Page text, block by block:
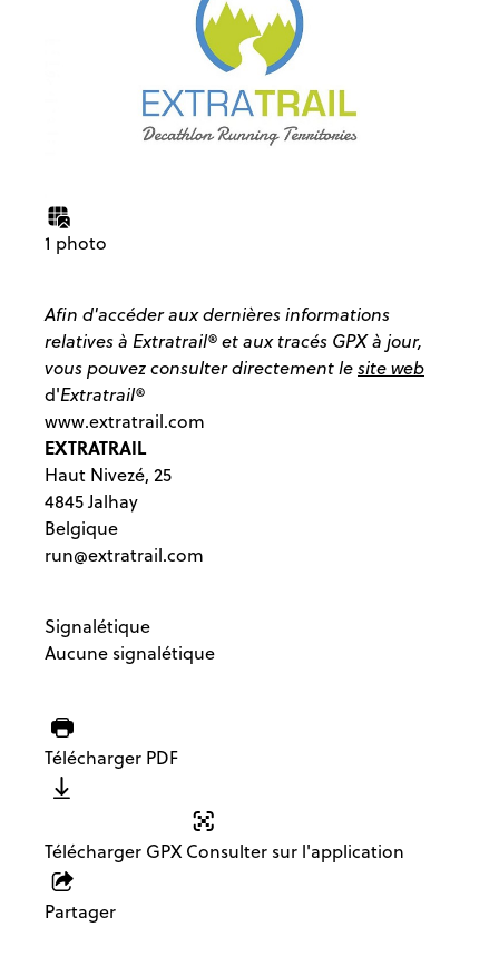
1 photo
Afin d'accéder aux dernières informations
relatives à Extratrail® et aux tracés GPX à jour,
vous pouvez consulter directement lesite web
d'Extratrail®
www.extratrail.com
EXTRATRAIL
Haut Nivezé, 25
4845 Jalhay
Belgique
run@extratrail.com
Signalétique
Aucune signalétique
Télécharger PDF
Télécharger GPX Consulter sur l'application
Partager